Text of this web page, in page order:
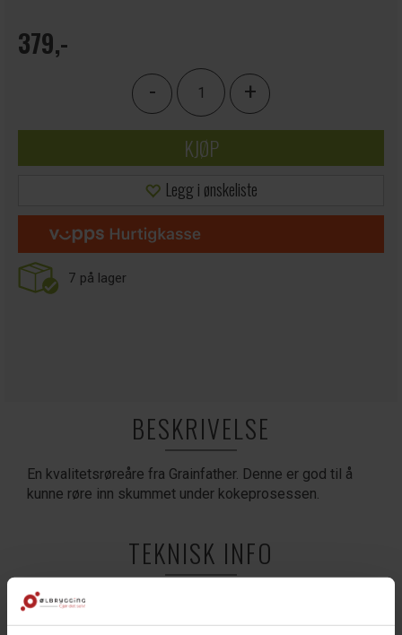
379,-
- +
KJØP
Legg i ønskeliste
7 på lager
BESKRIVELSE
En kvalitetsrøreåre fra Grainfather. Denne er god til å
kunne røre inn skummet under kokeprosessen.
TEKNISK INFO
Bruksområde